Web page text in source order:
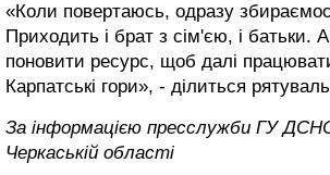
«Коли повертаюсь, одразу
Приходить і брат з сім'єю, і батьки.
поновити ресурс, щоб далі
Карпатські гори», - ділиться
За інформацією пресслужби ГУ
Черкаській області